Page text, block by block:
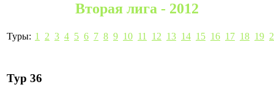
Вторая лига - 2012
Туры: 1 2 3 4 5 6 7 8 9 10 11 12 13 14 15 16 17 18 19
Тур 36